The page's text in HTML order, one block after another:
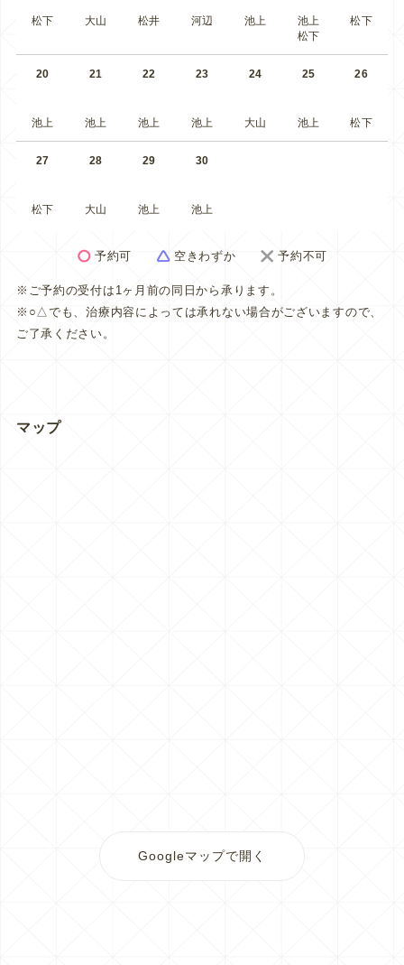
松下 大山 松井 河辺 池上
池上
松下
松下
20
池上
21
池上
22
池上
23
池上
24
大山
25
池上
26
松下
27
松下
28
大山
29
池上
30
池上
予約可 空きわずか 予約不可
※ご予約の受付は1ヶ月前の同日から承ります。
※○△でも、治療内容によっては承れない場合がございますので、
ご了承ください。
マップ
Googleマップで開く